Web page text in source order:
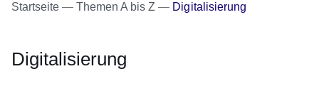
Startseite Themen A bis Z Digitalisierung
Digitalisierung